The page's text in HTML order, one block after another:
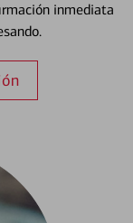
inmediata